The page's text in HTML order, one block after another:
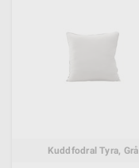
Kuddfodral Tyra, Grå